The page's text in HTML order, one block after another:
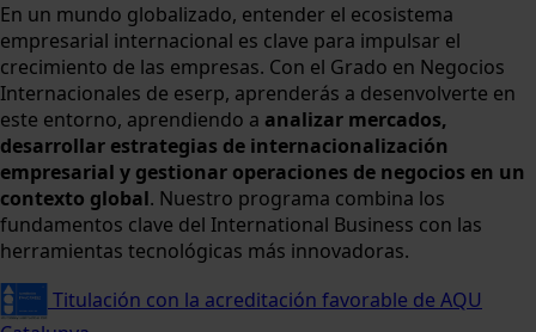
En un mundo globalizado, entender el ecosistema
empresarial internacional es clave para impulsar el
crecimiento de las empresas. Con el Grado en Negocios
Internacionales de eserp, aprenderás a desenvolverte en
este entorno, aprendiendo a analizar mercados,
desarrollar estrategias de internacionalización
empresarial y gestionar operaciones de negocios en un
contexto global. Nuestro programa combina los
fundamentos clave del International Business con las
herramientas tecnológicas más innovadoras.
Titulación con la acreditación favorable de AQU